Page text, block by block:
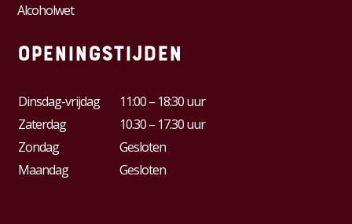
Alcoholwet
Openingstijden
Dinsdag-vrijdag
11:00 – 18:30 uur
Zaterdag
10.30 – 17.30 uur
Zondag
Gesloten
Maandag
Gesloten